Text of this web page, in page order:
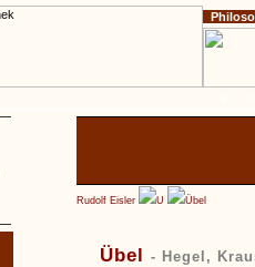
Rudolf Eisler U Übel
Übel - Hegel,